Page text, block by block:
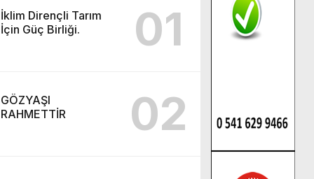
İklim Dirençli Tarım
İçin Güç Birliği.
01
GÖZYAŞI
RAHMETTİR
02